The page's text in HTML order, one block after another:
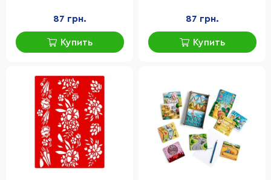
87 грн.
Купить
87 грн.
Купить